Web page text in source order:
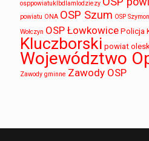
osppowiatuklbdlamlodziezy
powiatu ONA OSP Szum OSP
Wołczyn OSP Łowkowice Policja
Kluczborski powiat
Województwo
Zawody gminne Zawody OSP